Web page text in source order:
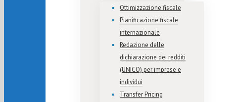
Ottimizzazione fiscale
Pianificazione fiscale
internazionale
Redazione delle
dichiarazione dei redditi
(UNICO) per imprese e
individui
Transfer Pricing